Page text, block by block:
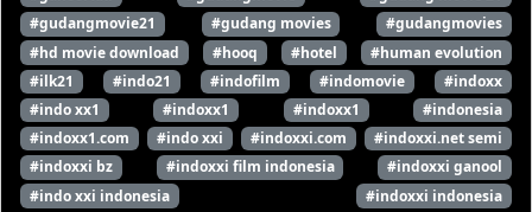
#gudangmovie21
#gudang movies
#gudangmovies
#hd movie download
#hooq #hotel
#human evolution
#ilk21
#indo21 #indofilm #indomovie
#indoxx
#indo xx1
#indoxx1 #indoxx1
#indonesia
#indoxx1.com
#indo xxi #indoxxi.com
#indoxxi.net semi
#indoxxi bz
#indoxxi film indonesia
#indoxxi ganool
#indo xxi indonesia
#indoxxi indonesia